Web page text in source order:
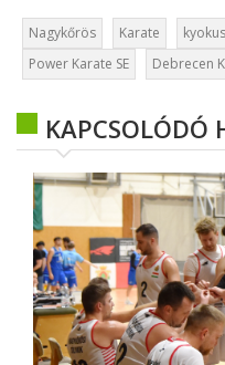
Nagykőrös Karate
Power Karate SE
Debrecen
KAPCSOLÓDÓ